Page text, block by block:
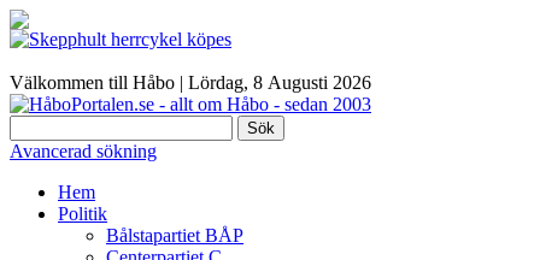
Välkommen till Håbo | Lördag, 8 Αugusti 2026
Sök
Avancerad sökning
Hem
Politik
Bålstapartiet BÅP